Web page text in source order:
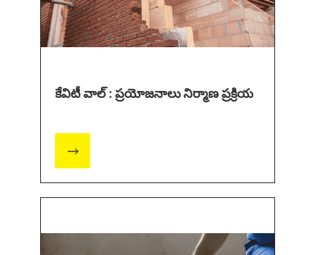
కేవిటీ వాల్ : ప్రయోజనాలు నిర్మాణ ప్రక్రియ